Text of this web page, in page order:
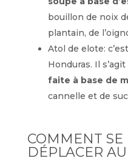
bouillon de noix
plantain, de
Atol de elote:
Honduras. Il s’agit
faite à base de
cannelle et de
COMMENT SE
DÉPLACER